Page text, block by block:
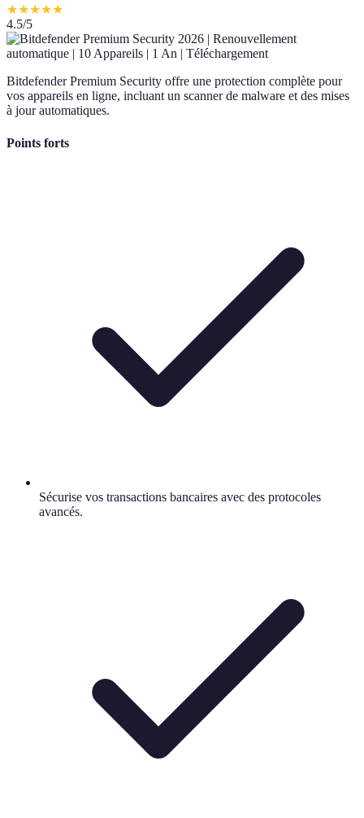
★★★★★
4.5/5
Bitdefender Premium Security offre une protection complète pour
vos appareils en ligne, incluant un scanner de malware et des mises
à jour automatiques.
Points forts
Sécurise vos transactions bancaires avec des protocoles
avancés.